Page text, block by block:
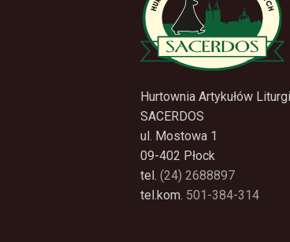
Hurtownia Artykułów
SACERDOS
ul. Mostowa 1
09-402 Płock
tel. (24) 2688897
tel.kom. 501-384-314